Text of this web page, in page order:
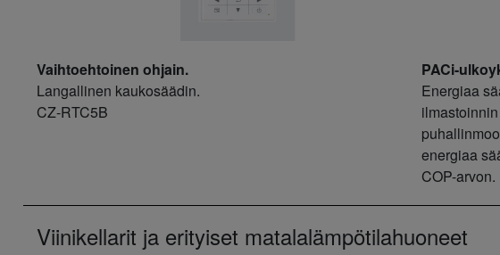
Vaihtoehtoinen ohjain.
Langallinen kaukosäädin.
CZ-RTC5B
PACi-
Energiaa
energiaa
COP-arvon.
Viinikellarit ja erityiset matalalämpötilahuoneet